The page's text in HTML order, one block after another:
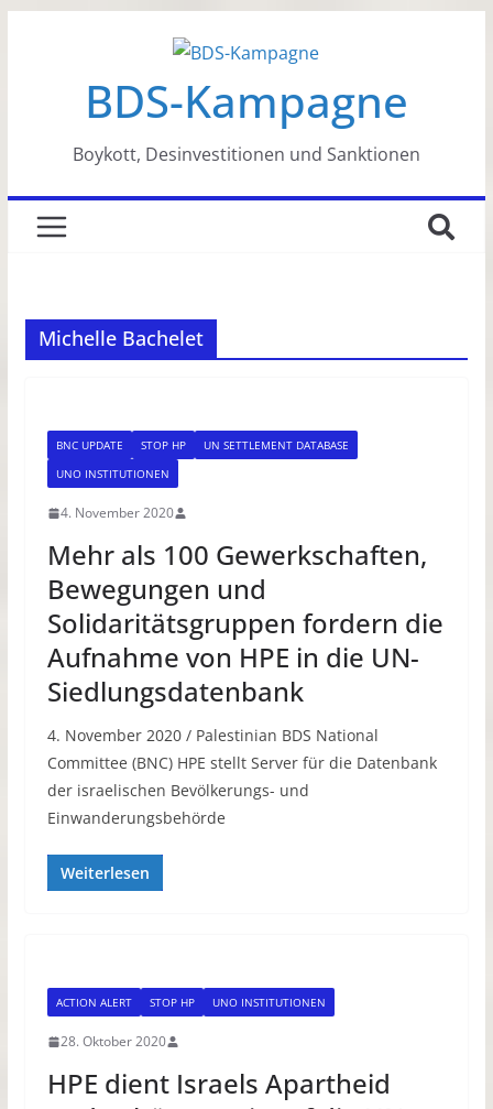
BDS-Kampagne
Boykott, Desinvestitionen und Sanktionen
Michelle Bachelet
BNC UPDATE STOP HP
UN SETTLEMENT DATABASE
UNO INSTITUTIONEN
4. November 2020
Mehr als 100 Gewerkschaften,
Bewegungen und
Solidaritätsgruppen fordern die
Aufnahme von HPE in die UN-
Siedlungsdatenbank
4. November 2020 / Palestinian BDS National
Committee (BNC) HPE stellt Server für die Datenbank
der israelischen Bevölkerungs- und
Einwanderungsbehörde
Weiterlesen
ACTION ALERT STOP HP UNO INSTITUTIONEN
28. Oktober 2020
HPE dient Israels Apartheid